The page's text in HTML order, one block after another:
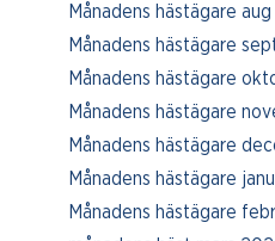
Månadens hästägare
Månadens hästägare
Månadens hästägare
Månadens hästägare
Månadens hästägare
Månadens hästägare
Månadens hästägare